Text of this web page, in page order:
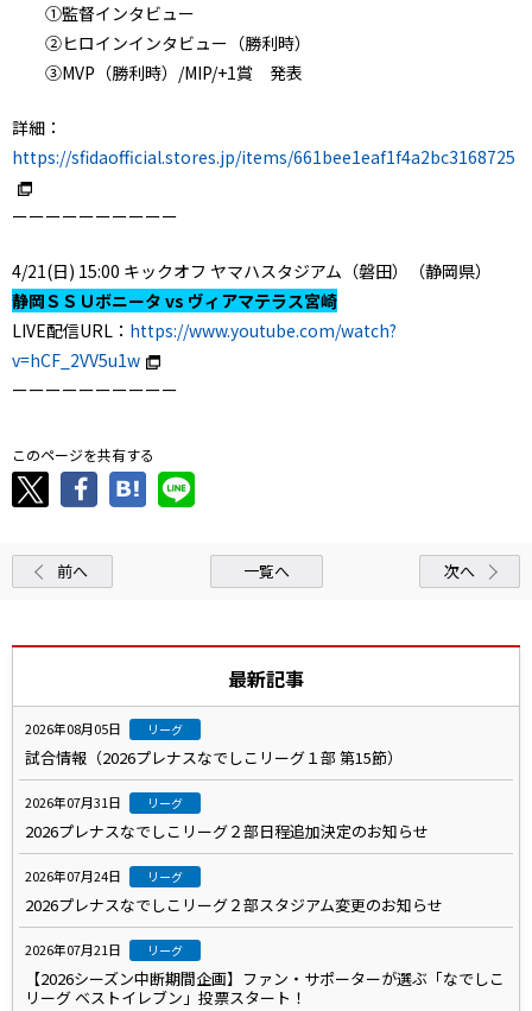
①監督インタビュー
②ヒロインインタビュー（勝利時）
③MVP（勝利時）/MIP/+1賞 発表
詳細：
https://sfidaofficial.stores.jp/items/661bee1eaf1f4a2bc3168725
ーーーーーーーーーー
4/21(日) 15:00 キックオフ ヤマハスタジアム（磐田）（静岡県）
静岡ＳＳＵボニータ vs ヴィアマテラス宮崎
LIVE配信URL： https://www.youtube.com/watch?
v=hCF_2VV5u1w
ーーーーーーーーーー
このページを共有する
前へ 一覧へ 次へ
最新記事
2026年08月05日 リーグ
試合情報（2026プレナスなでしこリーグ１部 第15節）
2026年07月31日 リーグ
2026プレナスなでしこリーグ２部日程追加決定のお知らせ
2026年07月24日 リーグ
2026プレナスなでしこリーグ２部スタジアム変更のお知らせ
2026年07月21日 リーグ
【2026シーズン中断期間企画】ファン・サポーターが選ぶ「なでしこ
リーグ ベストイレブン」投票スタート！